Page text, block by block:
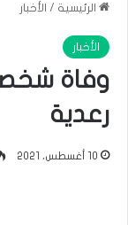
الرئيسية / الأخبار
الأخبار
وفاة
رعدية
10 أغسطس، 2021